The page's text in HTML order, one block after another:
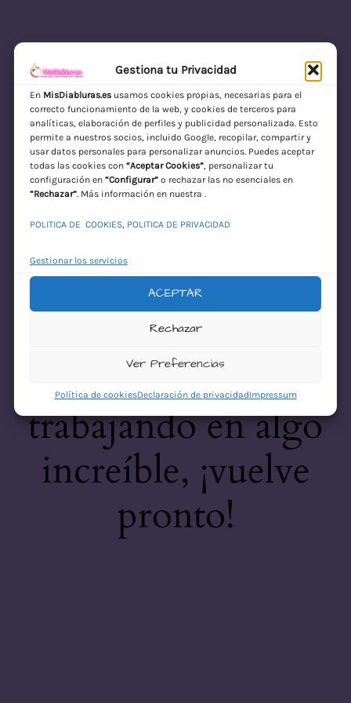
Gestiona tu Privacidad
En MisDiabluras.esusamos cookies propias, necesarias para el
correcto funcionamiento de la web, y cookies de terceros para
analíticas, elaboración de perfiles y publicidad personalizada. Esto
permite a nuestros socios, incluido Google, recopilar, compartir y
usar datos personales para personalizar anuncios. Puedes aceptar
todas las cookies con “Aceptar Cookies”, personalizar tu
configuración en “Configurar”o rechazar las no esenciales en
“Rechazar”. Más información en nuestra .
POLITICA DE COOKIES, POLITICA DE PRIVACIDAD
Gestionar los servicios
ACEPTAR
Rechazar
Ver Preferencias
Política de cookiesDeclaración de privacidadImpressum
MisDiabluras | Sexshop Online con Envío
Discreto en España
Acceder
¡Disculpa este
desastre! Estamos
trabajando en algo
increíble, ¡vuelve
pronto!